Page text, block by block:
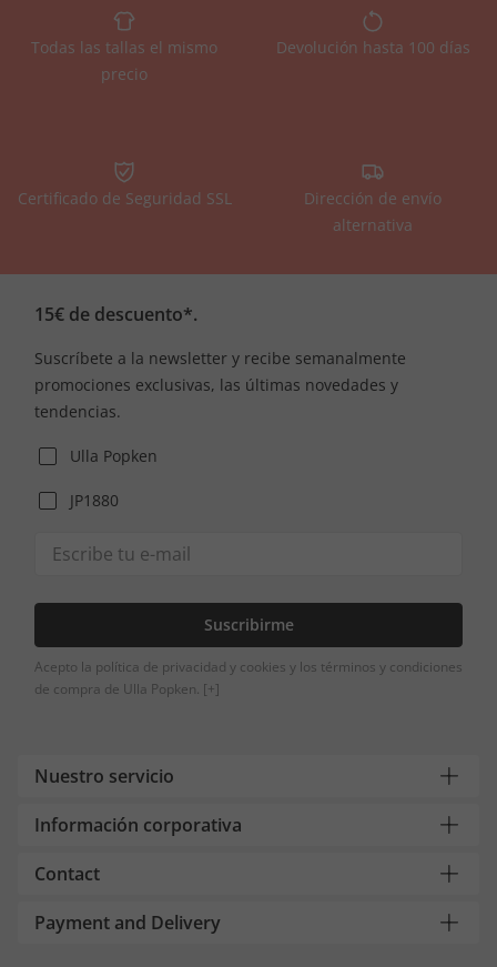
Todas las tallas el mismo
precio
Devolución hasta 100 días
Certificado de Seguridad SSL
Dirección de envío
alternativa
15€ de descuento*.
Suscríbete a la newsletter y recibe semanalmente
promociones exclusivas, las últimas novedades y
tendencias.
Ulla Popken
JP1880
Suscribirme
Acepto la política de privacidad y cookies y los términos y condiciones
de compra de Ulla Popken. [+]
Nuestro servicio
Información corporativa
Contact
Payment and Delivery